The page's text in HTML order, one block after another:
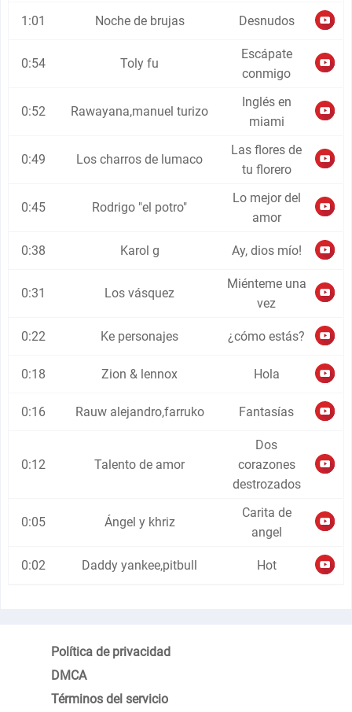
1:01 Noche de brujas Desnudos
0:54 Toly fu
Escápate
conmigo
0:52 Rawayana,manuel turizo
Inglés en
miami
0:49 Los charros de lumaco
Las flores de
tu florero
0:45 Rodrigo "el potro"
Lo mejor del
amor
0:38 Karol g Ay, dios mío!
0:31 Los vásquez
Miénteme una
vez
0:22 Ke personajes ¿cómo estás?
0:18 Zion & lennox Hola
0:16 Rauw alejandro,farruko Fantasías
0:12 Talento de amor
Dos
corazones
destrozados
0:05 Ángel y khriz
Carita de
angel
0:02 Daddy yankee,pitbull Hot
Política de privacidad
DMCA
Términos del servicio